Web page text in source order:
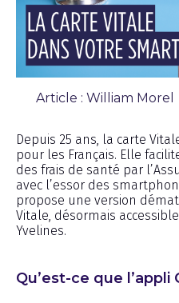
Article : William Morel
Depuis 25 ans, la carte
pour les Français. Elle
des frais de santé par
avec l’essor des
propose une version
Vitale, désormais
Yvelines.
Qu’est-ce que l’appli